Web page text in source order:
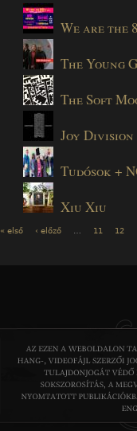
We are the
The Young
The Soft
Joy
Tudósok +
Xiu Xiu
« első ‹ előző 11 12